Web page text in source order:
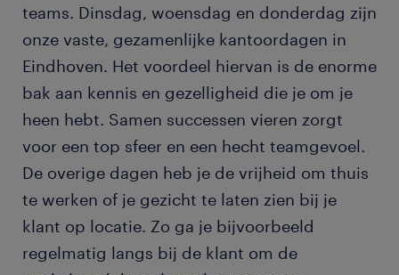
teams. Dinsdag, woensdag en donderdag zijn
onze vaste, gezamenlijke kantoordagen in
Eindhoven. Het voordeel hiervan is de enorme
bak aan kennis en gezelligheid die je om je
heen hebt. Samen successen vieren zorgt
voor een top sfeer en een hecht teamgevoel.
De overige dagen heb je de vrijheid om thuis
te werken of je gezicht te laten zien bij je
klant op locatie. Zo ga je bijvoorbeeld
regelmatig langs bij de klant om de